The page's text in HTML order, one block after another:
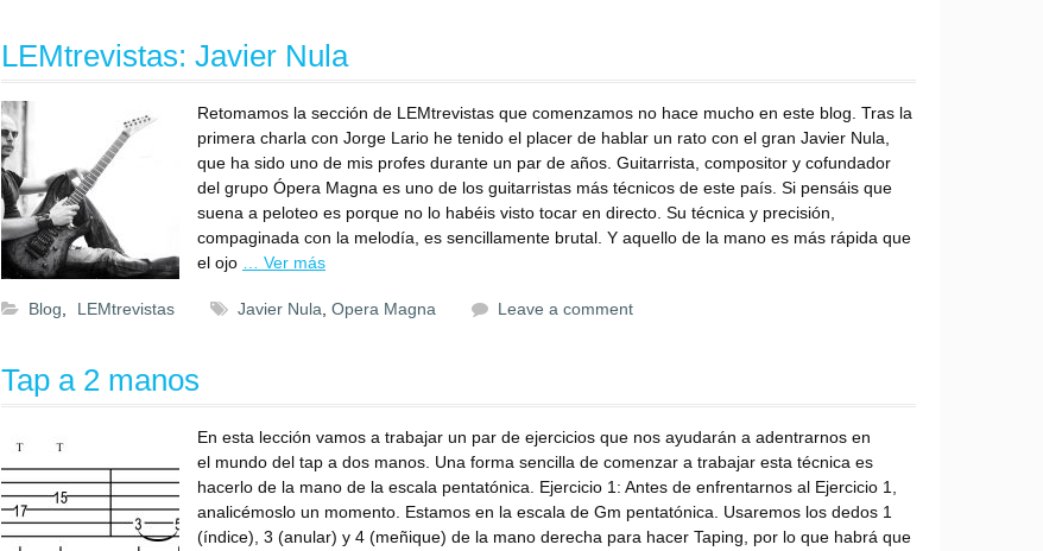
LEMtrevistas: Javier Nula
Retomamos la sección de LEMtrevistas que comenzamos no hace mucho en este blog. Tras la
primera charla con Jorge Lario he tenido el placer de hablar un rato con el gran Javier Nula,
que ha sido uno de mis profes durante un par de años. Guitarrista, compositor y cofundador
del grupo Ópera Magna es uno de los guitarristas más técnicos de este país. Si pensáis que
suena a peloteo es porque no lo habéis visto tocar en directo. Su técnica y precisión,
compaginada con la melodía, es sencillamente brutal. Y aquello de la mano es más rápida que
el ojo
… Ver más
Blog LEMtrevistas Javier Nula Opera Magna Leave a comment
Tap a 2 manos
En esta lección vamos a trabajar un par de ejercicios que nos ayudarán a adentrarnos en
el mundo del tap a dos manos. Una forma sencilla de comenzar a trabajar esta técnica es
hacerlo de la mano de la escala pentatónica. Ejercicio 1: Antes de enfrentarnos al Ejercicio 1,
analicémoslo un momento. Estamos en la escala de Gm pentatónica. Usaremos los dedos 1
(índice), 3 (anular) y 4 (meñique) de la mano derecha para hacer Taping, por lo que habrá que